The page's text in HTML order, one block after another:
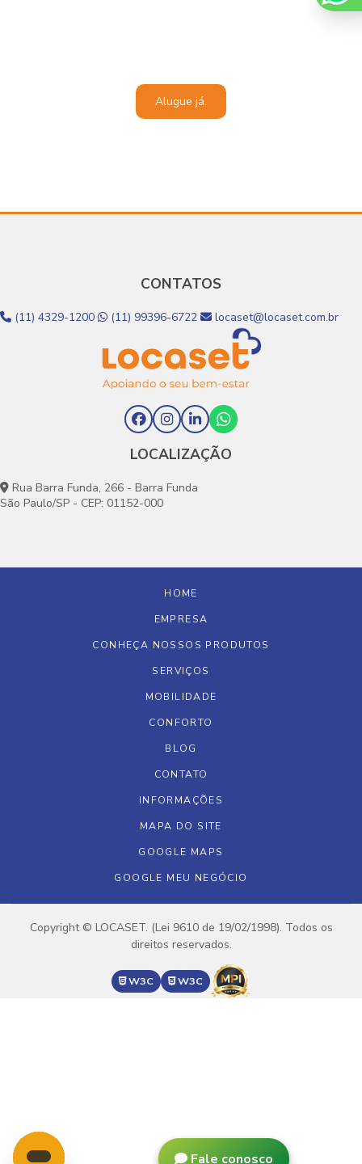
Alugue já.
CONTATOS
(11) 4329-1200 (11) 99396-6722 locaset@locaset.com.br
LOCALIZAÇÃO
Rua Barra Funda, 266 - Barra Funda
São Paulo/SP - CEP: 01152-000
HOME
EMPRESA
CONHEÇA NOSSOS PRODUTOS
SERVIÇOS
MOBILIDADE
CONFORTO
BLOG
CONTATO
INFORMAÇÕES
MAPA DO SITE
GOOGLE MAPS
GOOGLE MEU NEGÓCIO
Copyright © LOCASET. (Lei 9610 de 19/02/1998). Todos os
direitos reservados.
W3C W3C
Fale conosco